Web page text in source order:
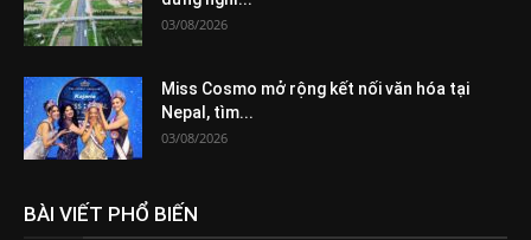
03/08/2026
Miss Cosmo mở rộng kết nối văn hóa tại
Nepal, tìm...
03/08/2026
BÀI VIẾT PHỔ BIẾN